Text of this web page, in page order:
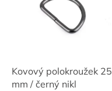
Kovový polokroužek 25
mm / černý nikl